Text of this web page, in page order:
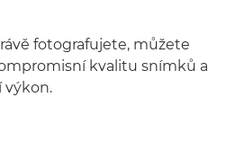
fotografujete, můžete
kvalitu snímků a
výkon.